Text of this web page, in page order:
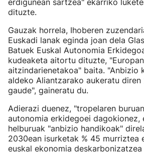
erdigunean sartzea" ekarriko
dituzte.
Gauzak horrela, Ihoberen
Euskadi lanak eginda joan dela
Batuek Euskal Autonomia
kudeaketa aitortu dituzte,
aitzindarienetakoa" baita. "Anbizio
aldeko Aliantzarako aukeratu diren
gaude", gaineratu du.
Adierazi duenez, "tropelaren
autonomia erkidegoei dagokionez,
helburuak "anbizio handikoak"
2030ean isurketak % 45 murriztea
euskal ekonomia